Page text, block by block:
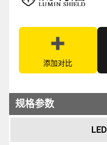
添加对比
规格参数
LED